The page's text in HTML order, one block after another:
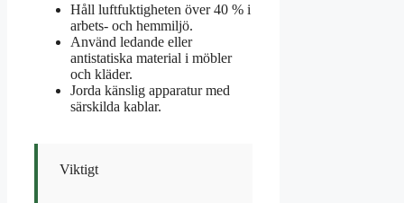
Håll luftfuktigheten över 40 % i
arbets- och hemmiljö.
Använd ledande eller
antistatiska material i möbler
och kläder.
Jorda känslig apparatur med
särskilda kablar.
Viktigt